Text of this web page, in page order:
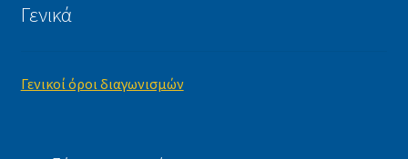
Γενικά
Γενικοί όροι διαγωνισμών